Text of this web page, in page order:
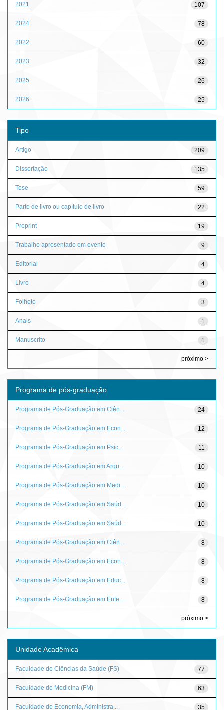
107
2021
78
2024
60
2022
32
2023
26
2025
25
2026
Tipo
209
Artigo
135
Dissertação
59
Tese
22
Parte de livro ou capítulo de livro
19
Preprint
9
Trabalho apresentado em evento
4
Editorial
4
Livro
3
Folheto
1
Anais
1
Manuscrito
próximo >
Programa de pós-graduação
24
Programa de Pós-Graduação em Ciên...
12
Programa de Pós-Graduação em Econ...
11
Programa de Pós-Graduação em Psic...
10
Programa de Pós-Graduação em Arqu...
10
Programa de Pós-Graduação em Medi...
10
Programa de Pós-Graduação em Saúd...
10
Programa de Pós-Graduação em Saúd...
8
Programa de Pós-Graduação em Ciên...
8
Programa de Pós-Graduação em Econ...
8
Programa de Pós-Graduação em Educ...
8
Programa de Pós-Graduação em Enfe...
próximo >
Unidade Acadêmica
77
Faculdade de Ciências da Saúde (FS)
63
Faculdade de Medicina (FM)
35
Faculdade de Economia, Administra...